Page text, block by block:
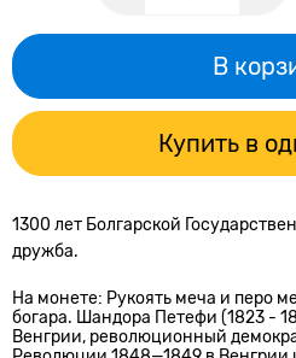
В
Купить в
1300 лет Болгарской
дружба.
На монете: Рукоять меча и перо
богара. Шандора Петефи (1823 -
Венгрии, революционный